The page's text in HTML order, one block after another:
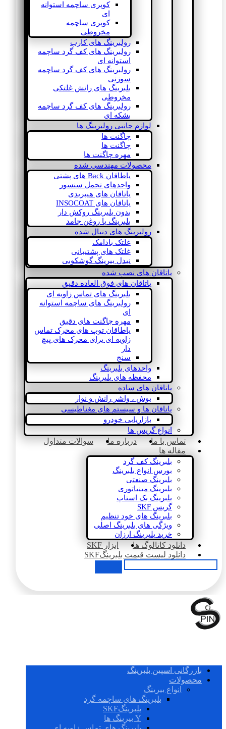
کوپری ساچمه استوانه
ای
کوپری ساچمه
مخروطی
رولبرینگ های کارب
رولبرینگ های کف گرد ساچمه
استوانه ای
رولبرینگ های کف گرد ساچمه
سوزنی
بلبرینگ های رانش غلتکی
مخروطی
رولبرینگ های کف گرد ساچمه
بشکه ای
لوازم جانبی رولبرینگ ها
چاگنت ها
چاگنت ها
مهره چاگنت ها
محصولات مهندسی شده
یاطاقان Back های پشتی
واحدهای تحمل سنسور
یاتاقان های هیبریدی
یاتاقان های INSOCOAT
بدون بلبرینگ روکش دار
بلبرینگ با روغن جامد
رولبرینگ های دنبال شده
غلتک بادامک
غلتک های پشتیبانی
نیدل بیرینگ گوشکوبی
یاتاقان های نصب شده
یاتاقان های فوق العاده دقیق
بلبرینگ های تماس زاویه ای
رولبرینگ های ساچمه استوانه
ای
مهره چاگنت های دقیق
یاطاقان توپ های محرک تماس
زاویه ای برای محرک های پیچ
دار
سنج
واحدهای بلبرینگ
محفظه های بلبرینگ
یاتاقان های ساده
بوش ، واشر رانش و نوار
یاتاقان ها و سیستم های مغناطیسی
بازاریابی خودرو
انواع گریس ها
تماس با ما درباره ما
سوالات متداول
مقاله ها
بلبرینگ کف گرد
بورس انواع بلبرینگ
بلبرینگ صنعتی
بلبرینگ مینیاتوری
بلبرینگ بک استاپ
گریس SKF
بلبرینگ های خود تنظیم
ویژگی های بلبرینگ اصلی
خرید بلبرینگ ارزان
دانلود کاتالوگ ها
ابزار SKF
دانلود لیست قیمت بلبرینگSKF
بازرگانی اسپین بلبرینگ
محصولات
انواع بیرینگ
بلبرینگ های ساچمه گرد
بلبرینگSKF
Y بیرینگ ها